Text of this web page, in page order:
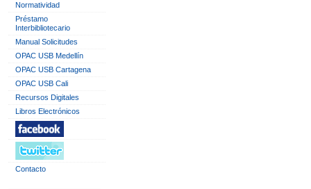
Normatividad
Préstamo
Interbibliotecario
Manual Solicitudes
OPAC USB Medellín
OPAC USB Cartagena
OPAC USB Cali
Recursos Digitales
Libros Electrónicos
Contacto